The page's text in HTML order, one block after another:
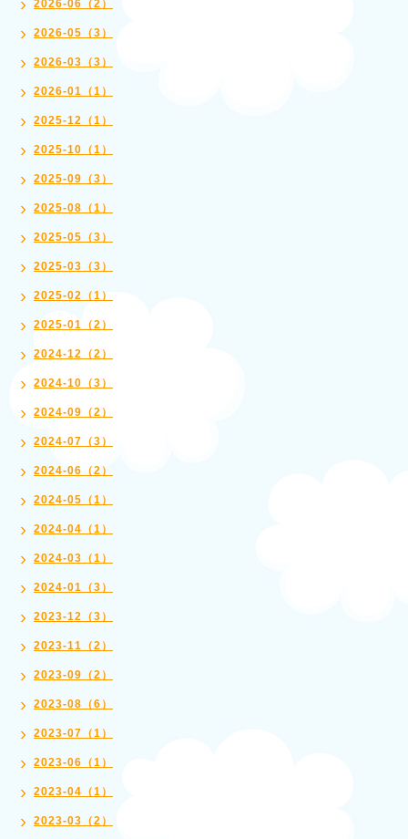
2026-06（2）
2026-05（3）
2026-03（3）
2026-01（1）
2025-12（1）
2025-10（1）
2025-09（3）
2025-08（1）
2025-05（3）
2025-03（3）
2025-02（1）
2025-01（2）
2024-12（2）
2024-10（3）
2024-09（2）
2024-07（3）
2024-06（2）
2024-05（1）
2024-04（1）
2024-03（1）
2024-01（3）
2023-12（3）
2023-11（2）
2023-09（2）
2023-08（6）
2023-07（1）
2023-06（1）
2023-04（1）
2023-03（2）